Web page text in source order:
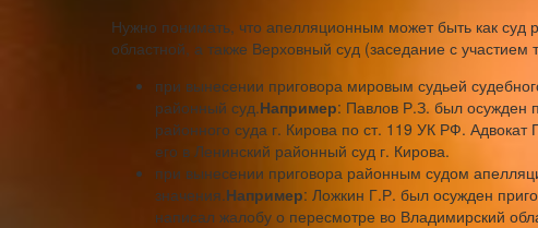
Нужно понимать, что апелляционным может быть как суд
областной, а также Верховный суд (заседание с участием
при вынесении приговора мировым судьей
районный суд.Например: Павлов Р.З. был осужден
районного суда г. Кирова по ст. 119 УК РФ.
его в Ленинский районный суд г. Кирова.
при вынесении приговора районным судом
значения. Например: Ложкин Г.Р. был осужден
написал жалобу о пересмотре во Владимирский